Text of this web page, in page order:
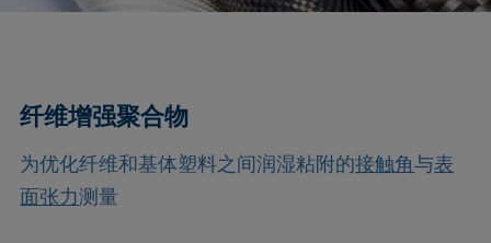
纤维增强聚合物
为优化纤维和基体塑料之间润湿粘附的接触角与表
面张力测量